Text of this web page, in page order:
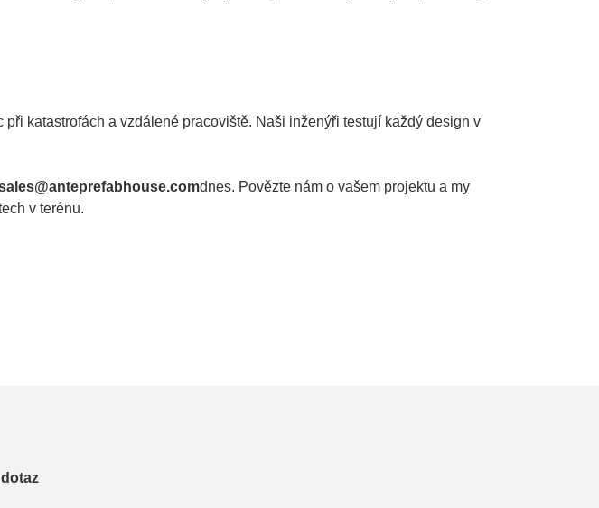
katastrofách a vzdálené pracoviště. Naši inženýři testují každý design v
dnes. Povězte nám o vašem projektu a my
v terénu.